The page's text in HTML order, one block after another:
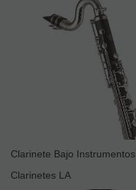
Clarinete Bajo Instrumentos
Clarinetes LA